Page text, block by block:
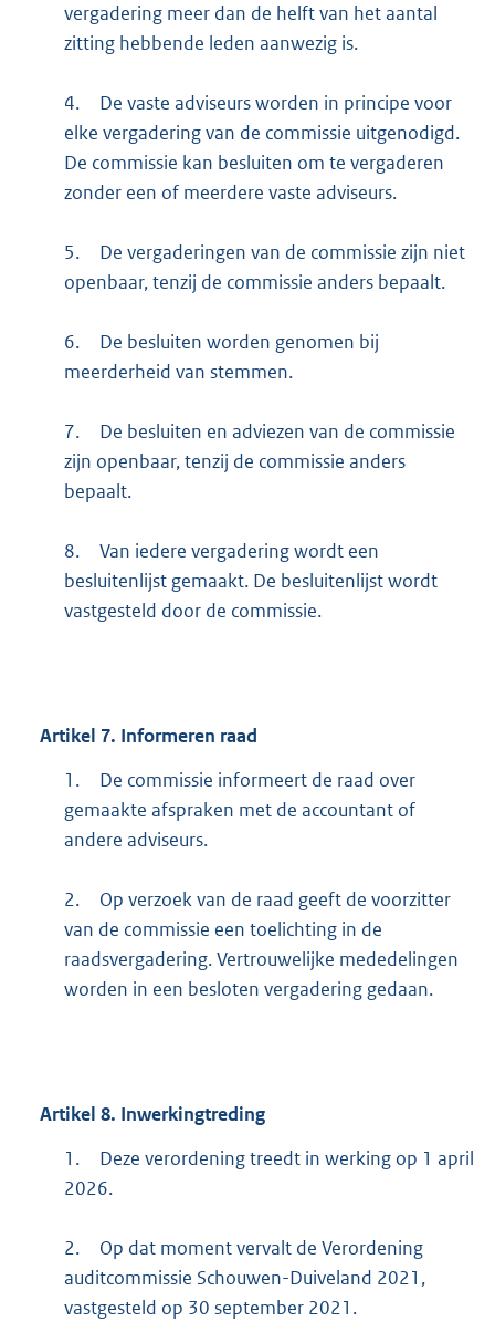
vergadering meer dan de helft van het aantal
zitting hebbende leden aanwezig is.
4.
De vaste adviseurs worden in principe voor
elke vergadering van de commissie uitgenodigd.
De commissie kan besluiten om te vergaderen
zonder een of meerdere vaste adviseurs.
5.
De vergaderingen van de commissie zijn niet
openbaar, tenzij de commissie anders bepaalt.
6.
De besluiten worden genomen bij
meerderheid van stemmen.
7.
De besluiten en adviezen van de commissie
zijn openbaar, tenzij de commissie anders
bepaalt.
8.
Van iedere vergadering wordt een
besluitenlijst gemaakt. De besluitenlijst wordt
vastgesteld door de commissie.
Artikel 7. Informeren raad
1.
De commissie informeert de raad over
gemaakte afspraken met de accountant of
andere adviseurs.
2.
Op verzoek van de raad geeft de voorzitter
van de commissie een toelichting in de
raadsvergadering. Vertrouwelijke mededelingen
worden in een besloten vergadering gedaan.
Artikel 8. Inwerkingtreding
1.
Deze verordening treedt in werking op 1 april
2026.
2.
Op dat moment vervalt de Verordening
auditcommissie Schouwen-Duiveland 2021,
vastgesteld op 30 september 2021.